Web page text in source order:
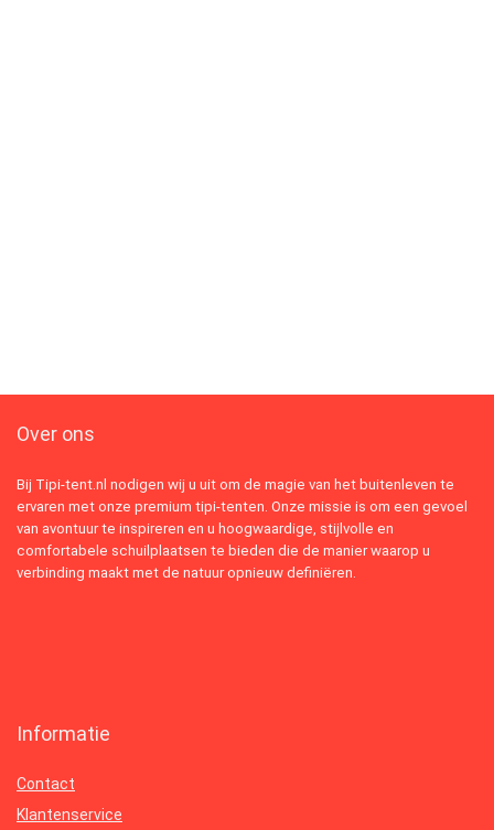
Over ons
Bij Tipi-tent.nl nodigen wij u uit om de magie van het buitenleven te
ervaren met onze premium tipi-tenten. Onze missie is om een gevoel
van avontuur te inspireren en u hoogwaardige, stijlvolle en
comfortabele schuilplaatsen te bieden die de manier waarop u
verbinding maakt met de natuur opnieuw definiëren.
Informatie
Contact
Klantenservice